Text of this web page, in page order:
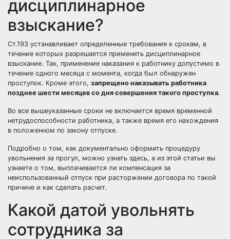
дисциплинарное
взыскание?
Ст.193 устанавливает определенные требования к срокам, в
течение которых разрешается применить дисциплинарное
взыскание. Так, применение наказания к работнику допустимо в
течение одного месяца с момента, когда был обнаружен
проступок. Кроме этого, запрещено наказывать работника
позднее шести месяцев со дня совершения такого проступка.
Во все вышеуказанные сроки не включается время временной
нетрудоспособности работника, а также время его нахождения
в положенном по закону отпуске.
Подробно о том, как документально оформить процедуру
увольнения за прогул, можно узнать здесь, а из этой статьи вы
узнаете о том, выплачивается ли компенсация за
неиспользованный отпуск при расторжении договора по такой
причине и как сделать расчет.
Какой датой увольнять
сотрудника за